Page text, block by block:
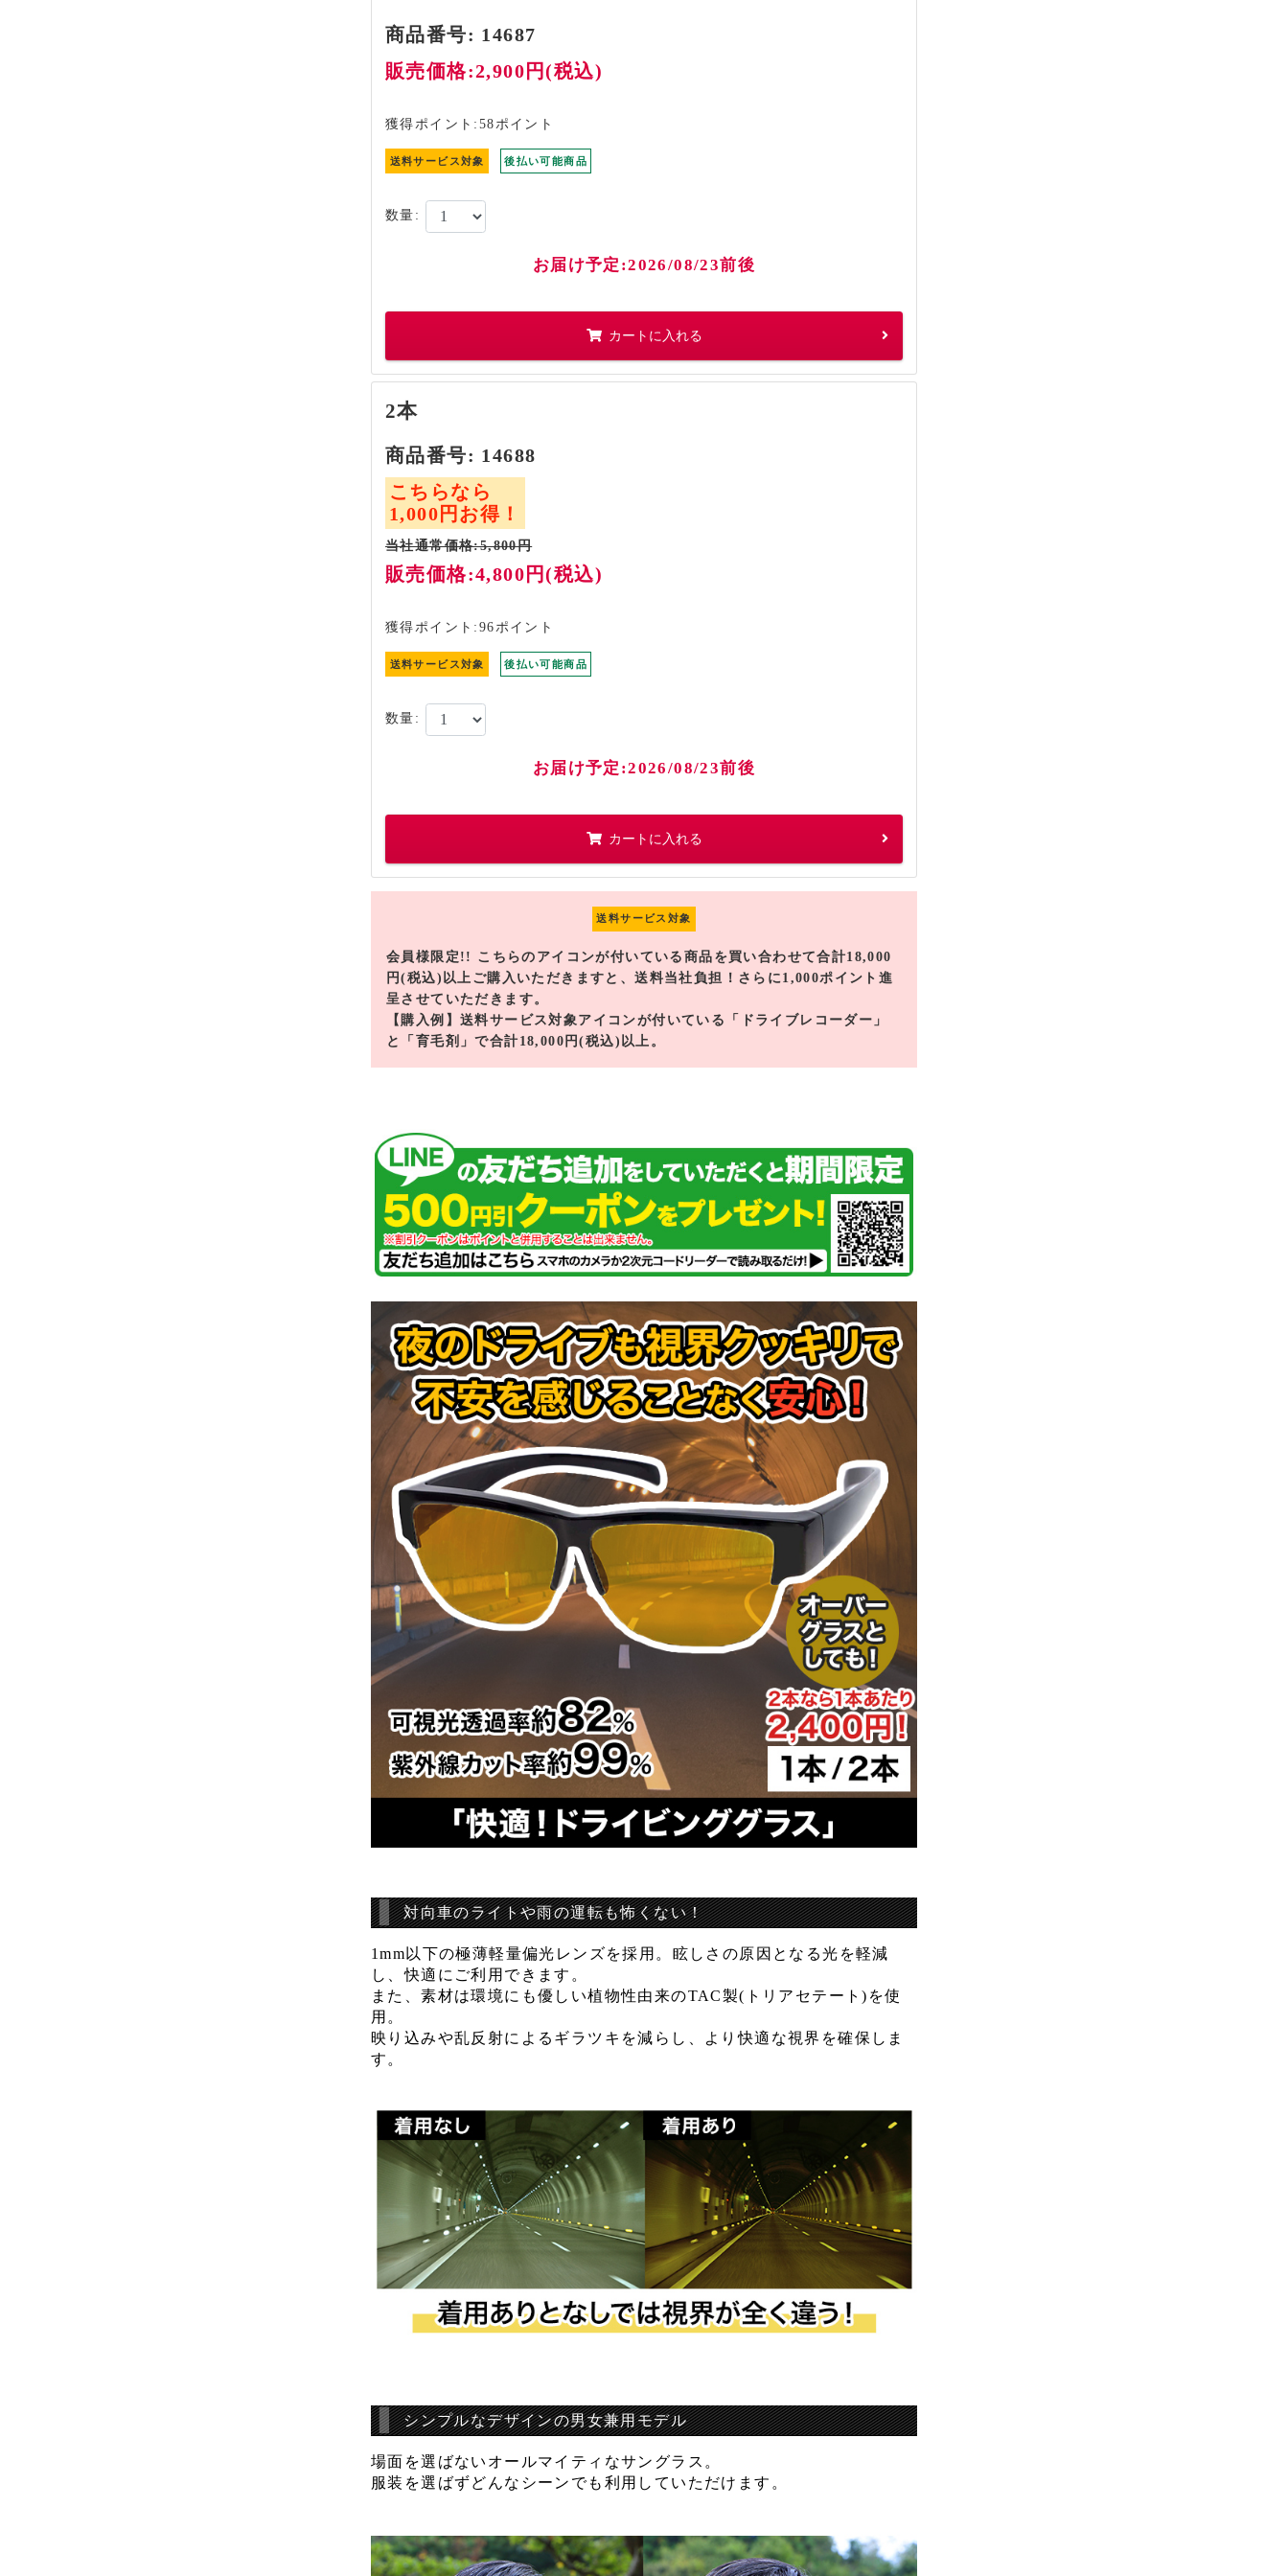
商品番号: 14687
販売価格:2,900円(税込)
獲得ポイント:58ポイント
送料サービス対象 後払い可能商品
数量:
お届け予定:2026/08/23前後
カートに入れる
2本
商品番号: 14688
こちらなら
1,000円お得！
当社通常価格:5,800円
販売価格:4,800円(税込)
獲得ポイント:96ポイント
送料サービス対象 後払い可能商品
数量:
お届け予定:2026/08/23前後
カートに入れる
送料サービス対象
会員様限定!! こちらのアイコンが付いている商品を買い合わせて合計18,000
円(税込)以上ご購入いただきますと、送料当社負担！さらに1,000ポイント進
呈させていただきます。
【購入例】送料サービス対象アイコンが付いている「ドライブレコーダー」
と「育毛剤」で合計18,000円(税込)以上。
対向車のライトや雨の運転も怖くない！
1mm以下の極薄軽量偏光レンズを採用。眩しさの原因となる光を軽減
し、快適にご利用できます。
また、素材は環境にも優しい植物性由来のTAC製(トリアセテート)を使
用。
映り込みや乱反射によるギラツキを減らし、より快適な視界を確保しま
す。
シンプルなデザインの男女兼用モデル
場面を選ばないオールマイティなサングラス。
服装を選ばずどんなシーンでも利用していただけます。